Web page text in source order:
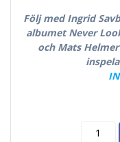
Följ med Ingrid
albumet Never
och Mats